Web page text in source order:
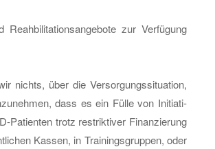
Re­ah­bi­li­ta­ti­ons­an­ge­bo­te zur Ver­fü­gung
nichts, über die Ver­sor­gungs­si­tua­ti­on,
dass es ein Fülle von In­itia­ti­
Pa­ti­en­ten trotz re­strik­ti­ver Fi­nan­zie­rung
Kas­sen, in Trai­nings­grup­pen, oder